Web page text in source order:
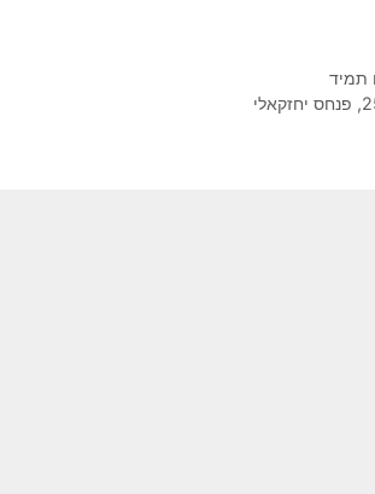
תמיד
, פנחס יחזקאלי